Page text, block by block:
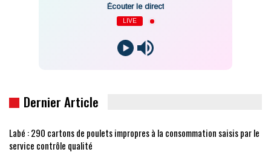
Écouter le direct
LIVE
Dernier Article
Labé : 290 cartons de poulets impropres à la consommation saisis par le
service contrôle qualité